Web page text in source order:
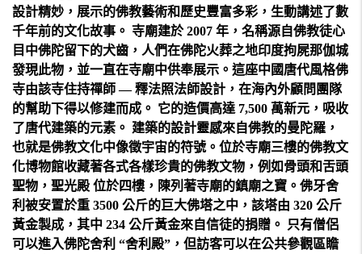
設計精妙，展示的佛教藝術和歷史豐富多彩，生動講述了數
千年前的文化故事。 寺廟建於 2007 年，名稱源自佛教徒心
目中佛陀留下的犬齒，人們在佛陀火葬之地印度拘屍那伽城
發現此物，並一直在寺廟中供奉展示。這座中國唐代風格佛
寺由該寺住持禪師 — 釋法照法師設計，在海內外顧問團隊
的幫助下得以修建而成。 它的造價高達 7,500 萬新元，吸收
了唐代建築的元素。 建築的設計靈感來自佛教的曼陀羅，
也就是佛教文化中像徵宇宙的符號。位於寺廟三樓的佛教文
化博物館收藏著各式各樣珍貴的佛教文物，例如骨頭和舌頭
聖物，聖光殿 位於四樓，陳列著寺廟的鎮廟之寶。佛牙舍
利被安置於重 3500 公斤的巨大佛塔之中，該塔由 320 公斤
黃金製成，其中 234 公斤黃金來自信徒的捐贈。 只有僧侶
可以進入佛陀舍利 “舍利殿”，但訪客可以在公共參觀區瞻